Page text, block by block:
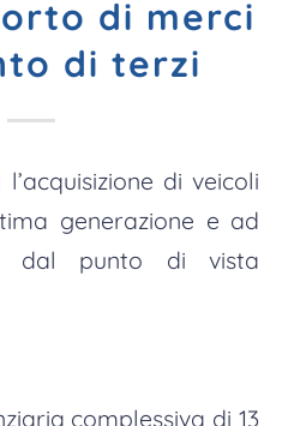
di merci
di terzi
di veicoli
generazione e ad
dal punto di vista
complessiva di 13